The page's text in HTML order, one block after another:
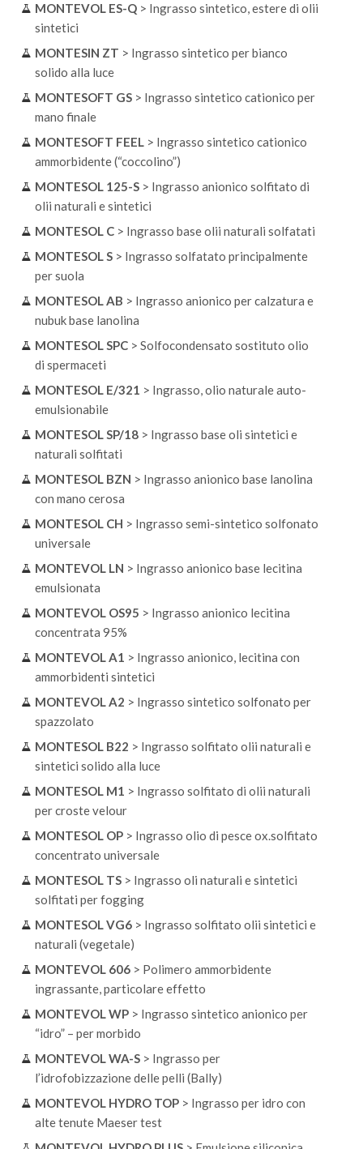
MONTEVOL ES-Q > Ingrasso sintetico, estere di olii
sintetici
MONTESIN ZT > Ingrasso sintetico per bianco
solido alla luce
MONTESOFT GS > Ingrasso sintetico cationico per
mano finale
MONTESOFT FEEL > Ingrasso sintetico cationico
ammorbidente (“coccolino”)
MONTESOL 125-S > Ingrasso anionico solfitato di
olii naturali e sintetici
MONTESOL C > Ingrasso base olii naturali solfatati
MONTESOL S > Ingrasso solfatato principalmente
per suola
MONTESOL AB > Ingrasso anionico per calzatura e
nubuk base lanolina
MONTESOL SPC > Solfocondensato sostituto olio
di spermaceti
MONTESOL E/321 > Ingrasso, olio naturale auto-
emulsionabile
MONTESOL SP/18 > Ingrasso base oli sintetici e
naturali solfitati
MONTESOL BZN > Ingrasso anionico base lanolina
con mano cerosa
MONTESOL CH > Ingrasso semi-sintetico solfonato
universale
MONTEVOL LN > Ingrasso anionico base lecitina
emulsionata
MONTEVOL OS95 > Ingrasso anionico lecitina
concentrata 95%
MONTEVOL A1 > Ingrasso anionico, lecitina con
ammorbidenti sintetici
MONTEVOL A2 > Ingrasso sintetico solfonato per
spazzolato
MONTESOL B22 > Ingrasso solfitato olii naturali e
sintetici solido alla luce
MONTESOL M1 > Ingrasso solfitato di olii naturali
per croste velour
MONTESOL OP > Ingrasso olio di pesce ox.solfitato
concentrato universale
MONTESOL TS > Ingrasso oli naturali e sintetici
solfitati per fogging
MONTESOL VG6 > Ingrasso solfitato olii sintetici e
naturali (vegetale)
MONTEVOL 606 > Polimero ammorbidente
ingrassante, particolare effetto
MONTEVOL WP > Ingrasso sintetico anionico per
“idro” – per morbido
MONTEVOL WA-S > Ingrasso per
l’idrofobizzazione delle pelli (Bally)
MONTEVOL HYDRO TOP > Ingrasso per idro con
alte tenute Maeser test